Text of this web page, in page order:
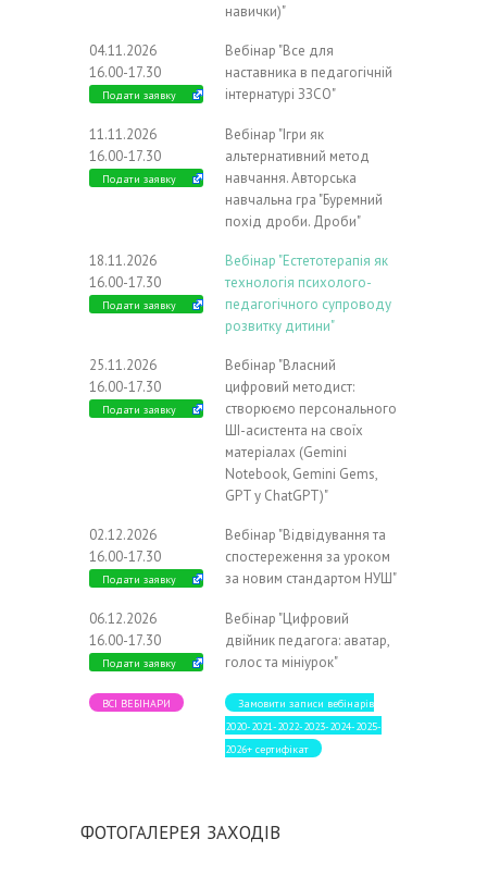
навички)"
04.11.2026
16.00-17.30
Подати заявку
Вебінар "Все для
наставника в педагогічній
інтернатурі ЗЗСО"
11.11.2026
16.00-17.30
Подати заявку
Вебінар "Ігри як
альтернативний метод
навчання. Авторська
навчальна гра "Буремний
похід дроби. Дроби"
18.11.2026
16.00-17.30
Подати заявку
Вебінар "Естетотерапія як
технологія психолого-
педагогічного супроводу
розвитку дитини"
25.11.2026
16.00-17.30
Подати заявку
Вебінар "Власний
цифровий методист:
створюємо персонального
ШІ-асистента на своїх
матеріалах (Gemini
Notebook, Gemini Gems,
GPT у ChatGPT)"
02.12.2026
16.00-17.30
Подати заявку
Вебінар "Відвідування та
спостереження за уроком
за новим стандартом НУШ"
06.12.2026
16.00-17.30
Подати заявку
Вебінар "Цифровий
двійник педагога: аватар,
голос та мініурок"
ВСІ ВЕБІНАРИ
Замовити записи вебінарів
2020-2021-2022-2023-2024-2025-
2026+ сертифікат
ФОТОГАЛЕРЕЯ ЗАХОДІВ